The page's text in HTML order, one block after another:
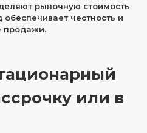
рыночную стоимость
обеспечивает честность и
продажи.
или в